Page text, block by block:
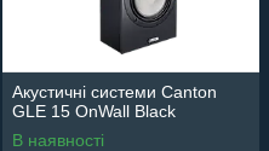
Акустичні системи Canton
GLE 15 OnWall Black
В наявності